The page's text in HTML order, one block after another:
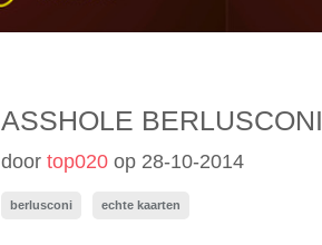
ASSHOLE BERLUSCONI
door top020op 28-10-2014
berlusconi echte kaarten